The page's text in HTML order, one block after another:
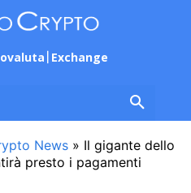
Exchange
News » Il gigante dello
presto i pagamenti